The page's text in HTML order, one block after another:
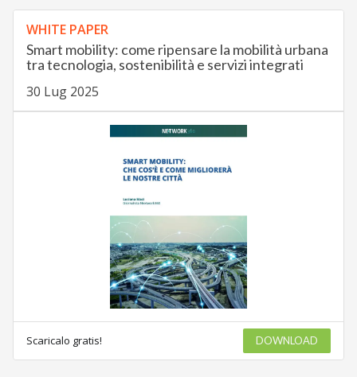
WHITE PAPER
Smart mobility: come ripensare la mobilità urbana
tra tecnologia, sostenibilità e servizi integrati
30 Lug 2025
Scaricalo gratis! DOWNLOAD